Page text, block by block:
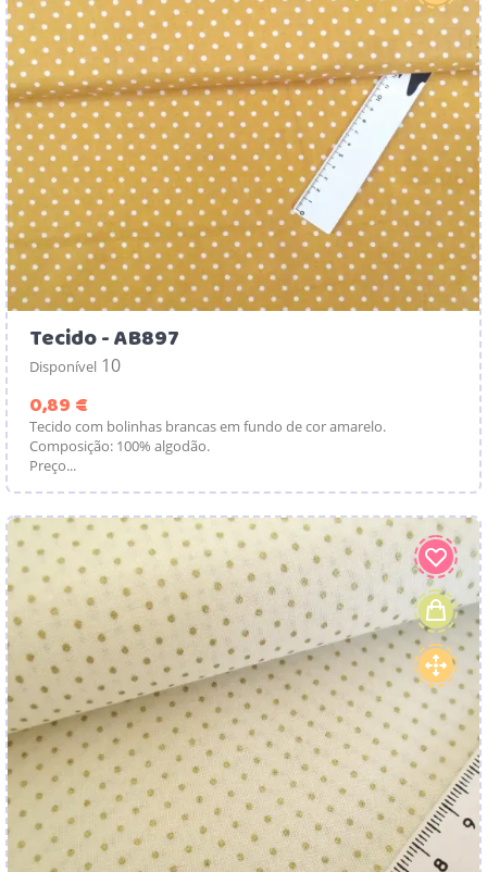
Tecido - AB897
Disponível 10
0,89 €
Tecido com bolinhas brancas em fundo de cor amarelo.
Composição: 100% algodão.
Preço...